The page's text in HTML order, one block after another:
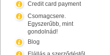
Credit card payment
Csomagcsere.
Egyszerűbb, mint
gondolnád!
Blog